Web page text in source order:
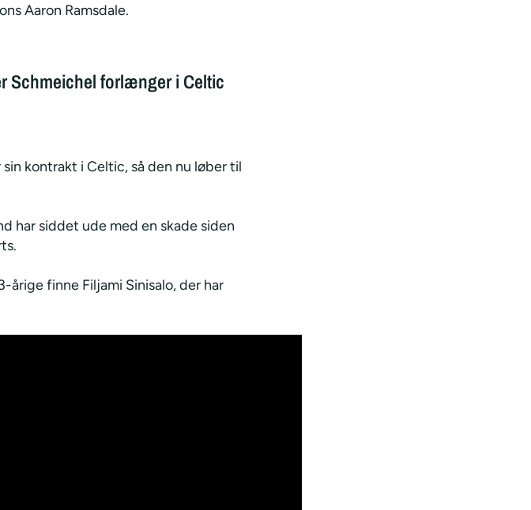
Aaron Ramsdale.
Schmeichel forlænger i Celtic
kontrakt i Celtic, så den nu løber til
har siddet ude med en skade siden
finne Filjami Sinisalo, der har